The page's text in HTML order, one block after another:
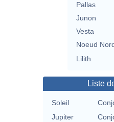
Pallas
Junon
Vesta
Noeud
Lilith
Liste
Soleil
Jupiter